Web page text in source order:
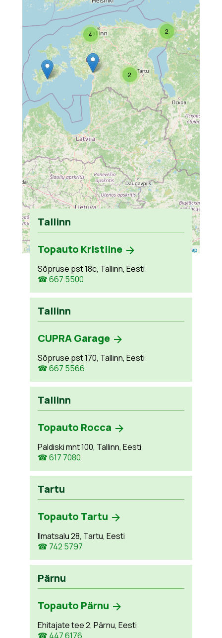
2
2
4
Leaflet OpenStreetMap
Tallinn
Topauto Kristiine
Sõpruse pst 18c, Tallinn, Eesti
☎ 667 5500
Tallinn
CUPRA Garage
Sõpruse pst 170, Tallinn, Eesti
☎ 667 5566
Tallinn
Topauto Rocca
Paldiski mnt 100, Tallinn, Eesti
☎ 617 7080
Tartu
Topauto Tartu
Ilmatsalu 28, Tartu, Eesti
☎ 742 5797
Pärnu
Topauto Pärnu
Ehitajate tee 2, Pärnu, Eesti
☎ 447 6176